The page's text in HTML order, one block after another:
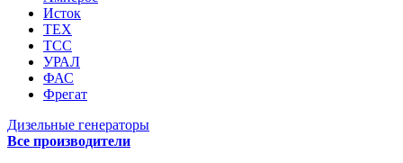
Исток
ТЕХ
ТСС
УРАЛ
ФАС
Фрегат
Дизельные генераторы
Все производители